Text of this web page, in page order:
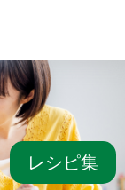
レシピ集